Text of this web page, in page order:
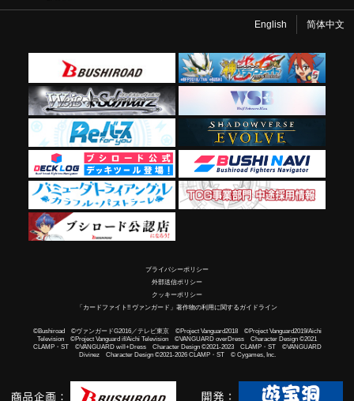
English 简体中文
プライバシーポリシー
外部送信ポリシー
クッキーポリシー
「カードファイト!! ヴァンガード」著作物の利用に関するガイドライン
©Bushiroad ©ヴァンガードG2016／テレビ東京 ©Project Vanguard2018 ©Project Vanguard2019/Aichi
Television ©Project Vanguard if/Aichi Television ©VANGUARD overDress Character Design ©2021
CLAMP・ST ©VANGUARD will+Dress Character Design ©2021-2023 CLAMP・ST ©VANGUARD
Divinez Character Design ©2021-2026 CLAMP・ST © Cygames, Inc.